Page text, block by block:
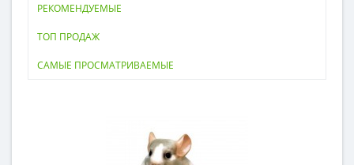
РЕКОМЕНДУЕМЫЕ
ТОП ПРОДАЖ
САМЫЕ ПРОСМАТРИВАЕМЫЕ